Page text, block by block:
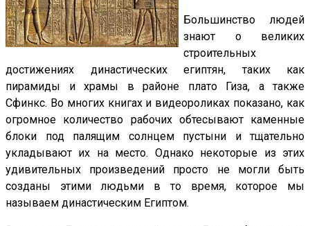
Большинство людей
знают о великих
строительных
достижениях династических египтян, таких как
пирамиды и храмы в районе плато Гиза, а также
Сфинкс. Во многих книгах и видеороликах показано, как
огромное количество рабочих обтесывают каменные
блоки под палящим солнцем пустыни и тщательно
укладывают их на место. Однако некоторые из этих
удивительных произведений просто не могли быть
созданы этими людьми в то время, которое мы
называем династическим Египтом.